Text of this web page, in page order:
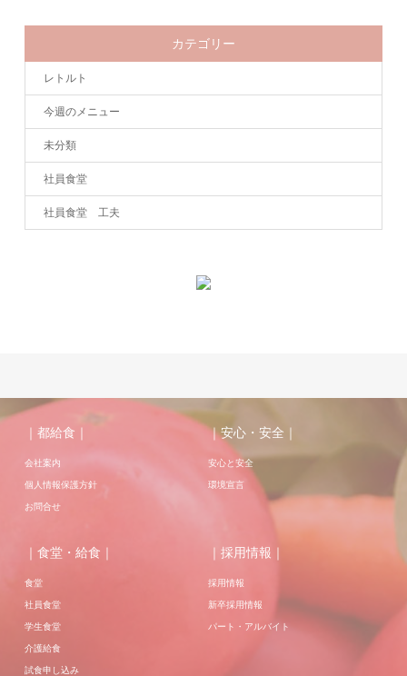
カテゴリー
レトルト
今週のメニュー
未分類
社員食堂
社員食堂 工夫
｜都給食｜
会社案内
個人情報保護方針
お問合せ
｜安心・安全｜
安心と安全
環境宣言
｜食堂・給食｜
食堂
社員食堂
学生食堂
介護給食
試食申し込み
｜採用情報｜
採用情報
新卒採用情報
パート・アルバイト